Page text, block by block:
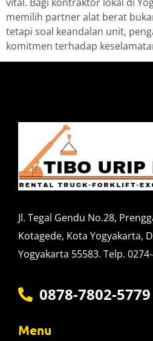
memilih partner alat berat
tetapi soal keandalan unit,
komitmen terhadap
Jl. Tegal Gendu No.28,
Kotagede, Kota Yogyakarta,
Yogyakarta 55583. Telp.
0878-7802-5779
Menu